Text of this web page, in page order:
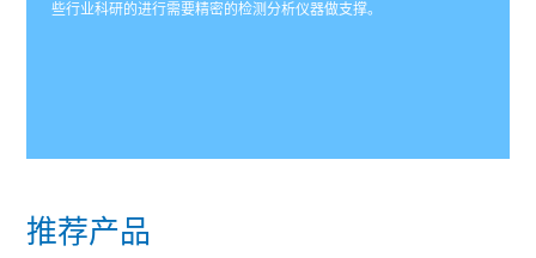
些行业科研的进行需要精密的检测分析仪器做支撑。
推荐产品